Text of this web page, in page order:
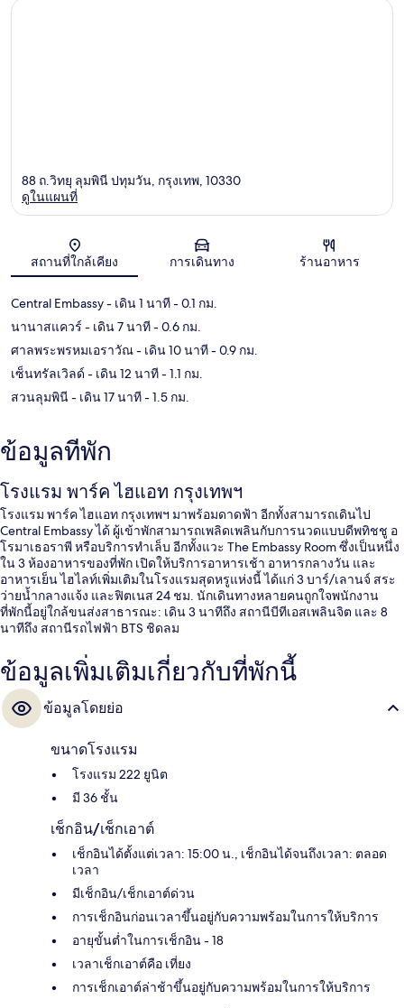
แผนที่
88 ถ.วิทยุ ลุมพินี ปทุมวัน, กรุงเทพ, 10330
ดูในแผนที่
สถานที่ใกล้เคียง การเดินทาง ร้านอาหาร
Central Embassy- เดิน 1 นาที- 0.1 กม.
นานาสแควร์ - เดิน 7 นาที- 0.6 กม.
ศาลพระพรหมเอราวัณ- เดิน 10 นาที- 0.9 กม.
เซ็นทรัลเวิลด์ - เดิน 12 นาที- 1.1 กม.
สวนลุมพินี- เดิน 17 นาที- 1.5 กม.
ข้อมูลที่พัก
โรงแรม พาร์ค ไฮแอท กรุงเทพฯ
โรงแรม พาร์ค ไฮแอท กรุงเทพฯ มาพร้อมดาดฟ้า อีกทั้งสามารถเดินไป
Central Embassy ได้ ผู้เข้าพักสามารถเพลิดเพลินกับการนวดแบบดีพทิชชู อ
โรมาเธอราพี หรือบริการทำเล็บ อีกทั้งแวะ The Embassy Room ซึ่งเป็นหนึ่ง
ใน 3 ห้องอาหารของที่พัก เปิดให้บริการอาหารเช้า อาหารกลางวัน และ
อาหารเย็น ไฮไลท์เพิ่มเติมในโรงแรมสุดหรูแห่งนี้ ได้แก่ 3 บาร์/เลานจ์ สระ
ว่ายน้ำกลางแจ้ง และฟิตเนส 24 ชม. นักเดินทางหลายคนถูกใจพนักงาน
ที่พักนี้อยู่ใกล้ขนส่งสาธารณะ: เดิน 3 นาทีถึง สถานีบีทีเอสเพลินจิต และ 8
นาทีถึง สถานีรถไฟฟ้า BTS ชิดลม
ข้อมูลเพิ่มเติมเกี่ยวกับที่พักนี้
ข้อมูลโดยย่อ
ขนาดโรงแรม
โรงแรม 222 ยูนิต
มี 36 ชั้น
เช็กอิน/เช็กเอาต์
เช็กอินได้ตั้งแต่เวลา: 15:00 น., เช็กอินได้จนถึงเวลา: ตลอด
เวลา
มีเช็กอิน/เช็กเอาต์ด่วน
การเช็กอินก่อนเวลาขึ้นอยู่กับความพร้อมในการให้บริการ
อายุขั้นต่ำในการเช็กอิน - 18
เวลาเช็กเอาต์คือ เที่ยง
การเช็กเอาต์ล่าช้าขึ้นอยู่กับความพร้อมในการให้บริการ